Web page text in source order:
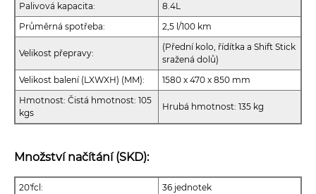
Palivová kapacita:
8.4L
Průměrná spotřeba:
2,5 l/100 km
Velikost přepravy:
(Přední kolo, řídítka a Shift Stick
sražená dolů)
Velikost balení (LXWXH) (MM):
1580 x 470 x 850 mm
Hmotnost: Čistá hmotnost: 105
kgs
Hrubá hmotnost: 135 kg
Množství načítání (SKD):
20'fcl:
36 jednotek